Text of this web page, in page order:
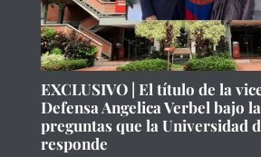
EXCLUSIVO | El título de la
Defensa Angelica Verbel bajo
preguntas que la Universidad
responde